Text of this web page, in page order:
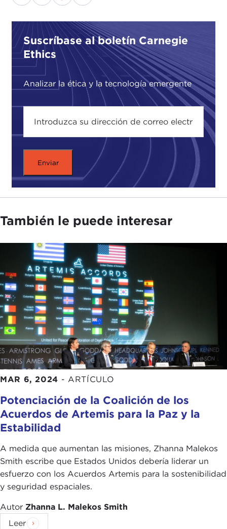
Suscríbase al boletín Carnegie
Ethics
Analizar la ética y la tecnología emergente
También le puede interesar
MAR 6, 2024 - ARTÍCULO
Potenciación de la Coalición de los
Acuerdos de Artemis para la Paz y la
Estabilidad
A medida que aumentan las misiones, Zhanna Malekos
Smith escribe que Estados Unidos debería liderar un
esfuerzo con los Acuerdos Artemis para la sostenibilidad
y seguridad espaciales.
Autor Zhanna L. Malekos Smith
Leer